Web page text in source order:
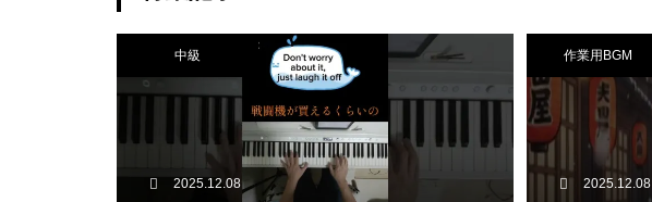
中級
2025.12.08
作業用BGM
2025.12.08